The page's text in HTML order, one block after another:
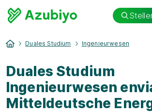
Duales Studium Ingenieurwesen
Duales Studium
Ingenieurwesen
Mitteldeutsche